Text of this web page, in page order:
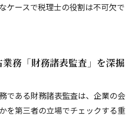
ケースで税理士の役割は不可欠で
務「財務諸表監査」を深掘
である財務諸表監査は、企業の会
を第三者の立場でチェックする重